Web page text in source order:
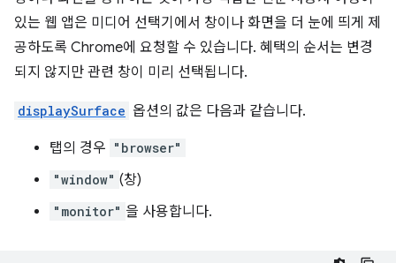
있는 웹 앱은 미디어 선택기에서 창이나 화면을 더 눈에 띄게 제
공하도록 Chrome에 요청할 수 있습니다. 혜택의 순서는 변경
되지 않지만 관련 창이 미리 선택됩니다.
displaySurface 옵션의 값은 다음과 같습니다.
탭의 경우 "browser"
"window" (창)
"monitor" 을 사용합니다.